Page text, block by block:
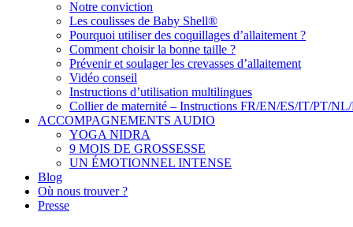
Notre conviction
Les coulisses de Baby Shell®
Pourquoi utiliser des coquillages d’allaitement ?
Comment choisir la bonne taille ?
Prévenir et soulager les crevasses d’allaitement
Vidéo conseil
Instructions d’utilisation multilingues
Collier de maternité – Instructions FR/EN/ES/IT/PT/
ACCOMPAGNEMENTS AUDIO
YOGA NIDRA
9 MOIS DE GROSSESSE
UN ÉMOTIONNEL INTENSE
Blog
Où nous trouver ?
Presse